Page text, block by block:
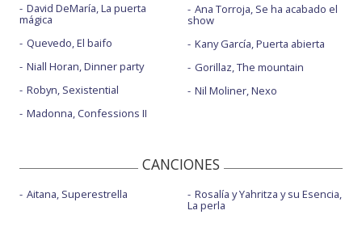
David DeMaría, La puerta
mágica
Quevedo, El baifo
Niall Horan, Dinner party
Robyn, Sexistential
Madonna, Confessions II
Ana Torroja, Se ha acabado el
show
Kany García, Puerta abierta
Gorillaz, The mountain
Nil Moliner, Nexo
CANCIONES
Aitana, Superestrella Rosalía y Yahritza y su Esencia,
La perla